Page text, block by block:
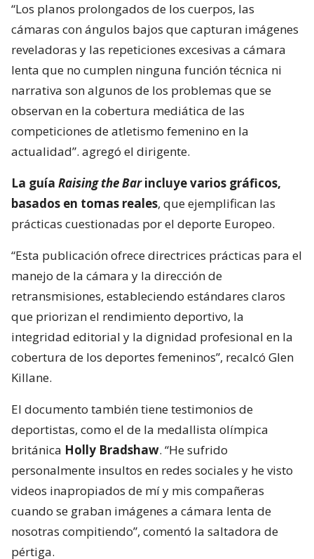
“Los planos prolongados de los cuerpos, las
cámaras con ángulos bajos que capturan imágenes
reveladoras y las repeticiones excesivas a cámara
lenta que no cumplen ninguna función técnica ni
narrativa son algunos de los problemas que se
observan en la cobertura mediática de las
competiciones de atletismo femenino en la
actualidad”. agregó el dirigente.
La guía Raising the Barincluye varios gráficos,
basados en tomas reales, que ejemplifican las
prácticas cuestionadas por el deporte Europeo.
“Esta publicación ofrece directrices prácticas para el
manejo de la cámara y la dirección de
retransmisiones, estableciendo estándares claros
que priorizan el rendimiento deportivo, la
integridad editorial y la dignidad profesional en la
cobertura de los deportes femeninos”, recalcó Glen
Killane.
El documento también tiene testimonios de
deportistas, como el de la medallista olímpica
británica Holly Bradshaw. “He sufrido
personalmente insultos en redes sociales y he visto
videos inapropiados de mí y mis compañeras
cuando se graban imágenes a cámara lenta de
nosotras compitiendo”, comentó la saltadora de
pértiga.